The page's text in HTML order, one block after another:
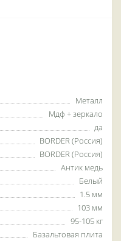
Металл
Мдф + зеркало
да
BORDER (Россия)
BORDER (Россия)
Антик медь
Белый
1.5 мм
103 мм
95-105 кг
Базальтовая плита